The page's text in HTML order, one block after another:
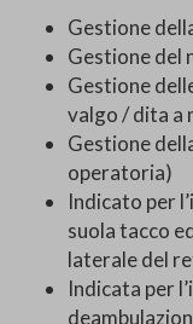
Gestione
Gestione del
Gestione
valgo / dita a
Gestione
operatoria)
Indicato per
suola tacco
laterale del
Indicata per